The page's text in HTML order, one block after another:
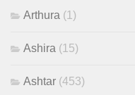
Arthura (1)
Ashira (15)
Ashtar (453)